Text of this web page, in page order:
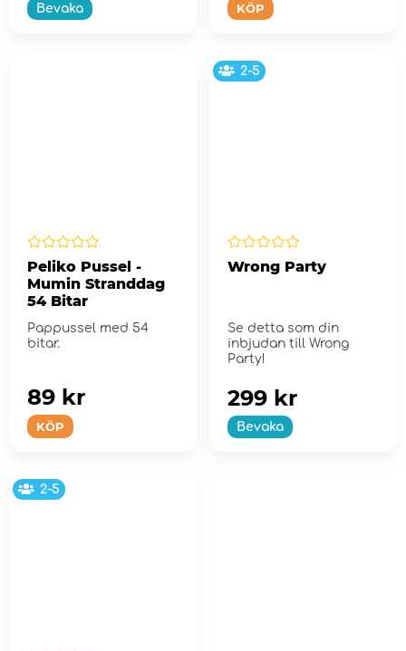
Bevaka KÖP
Peliko Pussel -
Mumin Stranddag
54 Bitar
Pappussel med 54
bitar.
KÖP
89 kr
2-5
Wrong Party
Se detta som din
inbjudan till Wrong
Party!
Bevaka
299 kr
2-5